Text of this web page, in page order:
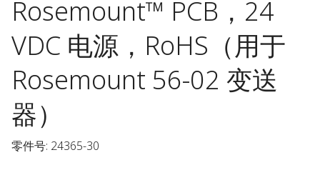
Rosemount™ PCB，24
VDC 电源，RoHS（用于
Rosemount 56-02 变送
器）
零件号: 24365-30